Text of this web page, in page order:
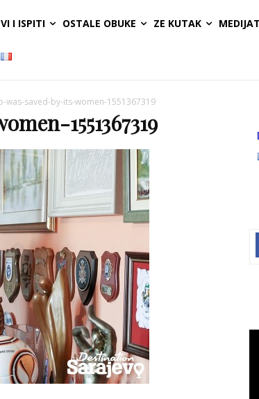
I ISPITI OSTALE OBUKE ZE KUTAK
was-saved-by-its-women-1551367319
1551367319